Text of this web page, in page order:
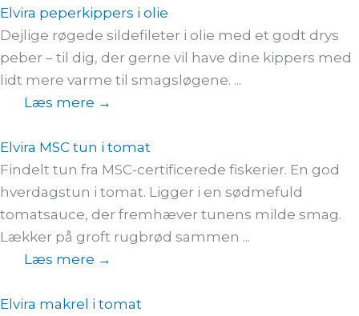
Elvira peperkippers i olie
Dejlige røgede sildefileter i olie med et godt drys
peber – til dig, der gerne vil have dine kippers med
lidt mere varme til smagsløgene. ...
Læs mere →
Elvira MSC tun i tomat
Findelt tun fra MSC-certificerede fiskerier. En god
hverdagstun i tomat. Ligger i en sødmefuld
tomatsauce, der fremhæver tunens milde smag.
Lækker på groft rugbrød sammen ...
Læs mere →
Elvira makrel i tomat